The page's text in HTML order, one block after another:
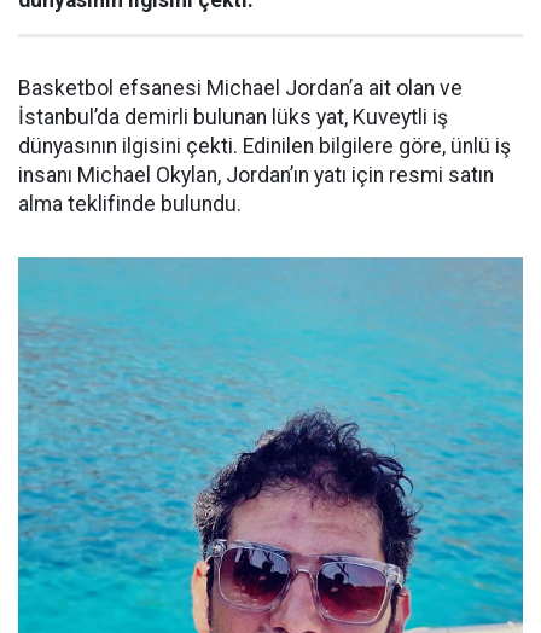
Basketbol efsanesi Michael Jordan’a ait olan ve
İstanbul’da demirli bulunan lüks yat, Kuveytli iş
dünyasının ilgisini çekti. Edinilen bilgilere göre, ünlü iş
insanı Michael Okylan, Jordan’ın yatı için resmi satın
alma teklifinde bulundu.